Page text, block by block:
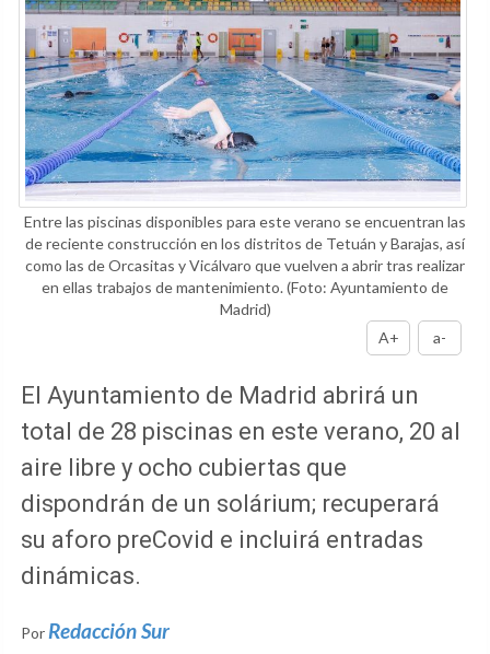
Entre las piscinas disponibles para este verano se encuentran las
de reciente construcción en los distritos de Tetuán y Barajas, así
como las de Orcasitas y Vicálvaro que vuelven a abrir tras realizar
en ellas trabajos de mantenimiento.(Foto: Ayuntamiento de
Madrid)
A+
a-
El Ayuntamiento de Madrid abrirá un
total de 28 piscinas en este verano, 20 al
aire libre y ocho cubiertas que
dispondrán de un solárium; recuperará
su aforo preCovid e incluirá entradas
dinámicas.
Por Redacción Sur